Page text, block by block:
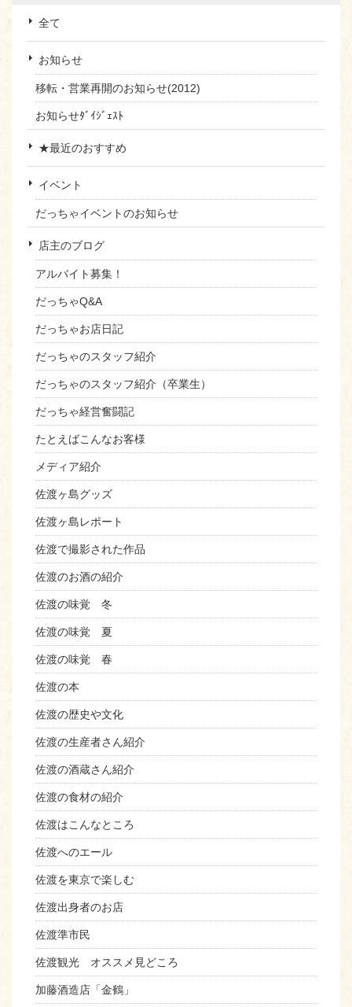
全て
お知らせ
移転・営業再開のお知らせ(2012)
お知らせﾀﾞｲｼﾞｪｽﾄ
★最近のおすすめ
イベント
だっちゃイベントのお知らせ
店主のブログ
アルバイト募集！
だっちゃQ&A
だっちゃお店日記
だっちゃのスタッフ紹介
だっちゃのスタッフ紹介（卒業生）
だっちゃ経営奮闘記
たとえばこんなお客様
メディア紹介
佐渡ヶ島グッズ
佐渡ヶ島レポート
佐渡で撮影された作品
佐渡のお酒の紹介
佐渡の味覚 冬
佐渡の味覚 夏
佐渡の味覚 春
佐渡の本
佐渡の歴史や文化
佐渡の生産者さん紹介
佐渡の酒蔵さん紹介
佐渡の食材の紹介
佐渡はこんなところ
佐渡へのエール
佐渡を東京で楽しむ
佐渡出身者のお店
佐渡準市民
佐渡観光 オススメ見どころ
加藤酒造店「金鶴」